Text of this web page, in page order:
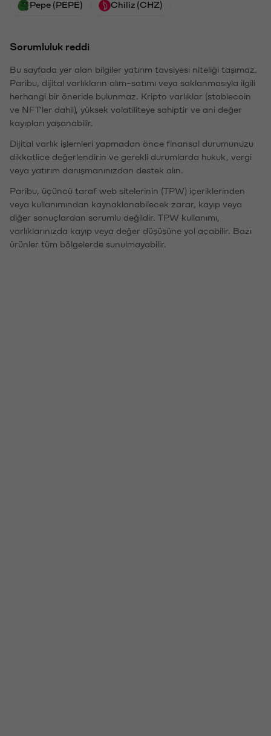
Pepe (PEPE) Chiliz (CHZ)
Sorumluluk reddi
Bu sayfada yer alan bilgiler yatırım tavsiyesi niteliği taşımaz.
Paribu, dijital varlıkların alım-satımı veya saklanmasıyla ilgili
herhangi bir öneride bulunmaz. Kripto varlıklar (stablecoin
ve NFT'ler dahil), yüksek volatiliteye sahiptir ve ani değer
kayıpları yaşanabilir.
Dijital varlık işlemleri yapmadan önce finansal durumunuzu
dikkatlice değerlendirin ve gerekli durumlarda hukuk, vergi
veya yatırım danışmanınızdan destek alın.
Paribu, üçüncü taraf web sitelerinin (TPW) içeriklerinden
veya kullanımından kaynaklanabilecek zarar, kayıp veya
diğer sonuçlardan sorumlu değildir. TPW kullanımı,
varlıklarınızda kayıp veya değer düşüşüne yol açabilir. Bazı
ürünler tüm bölgelerde sunulmayabilir.